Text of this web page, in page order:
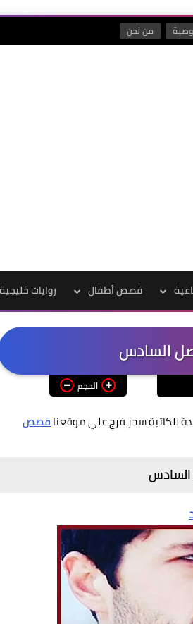
من نحن
قصص أطفال روايات خليجية
السادس
الحجم
للكاتبة سحر فرج علي موقعناقصص